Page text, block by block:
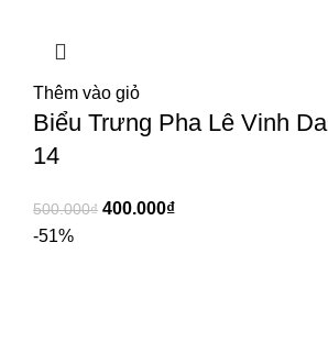
Thêm vào giỏ
Biểu Trưng Pha Lê Vinh
14
500.000₫ 400.000₫
-51%